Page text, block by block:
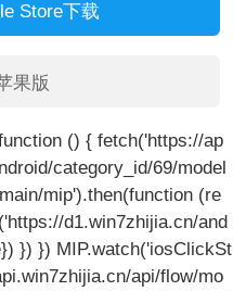
Store下载
果版
() { fetch('https://ap
category_id/69/model
mip').then(function (re
d1.win7zhijia.cn/and
}) }) MIP.watch('iosClickSt
api/flow/mo